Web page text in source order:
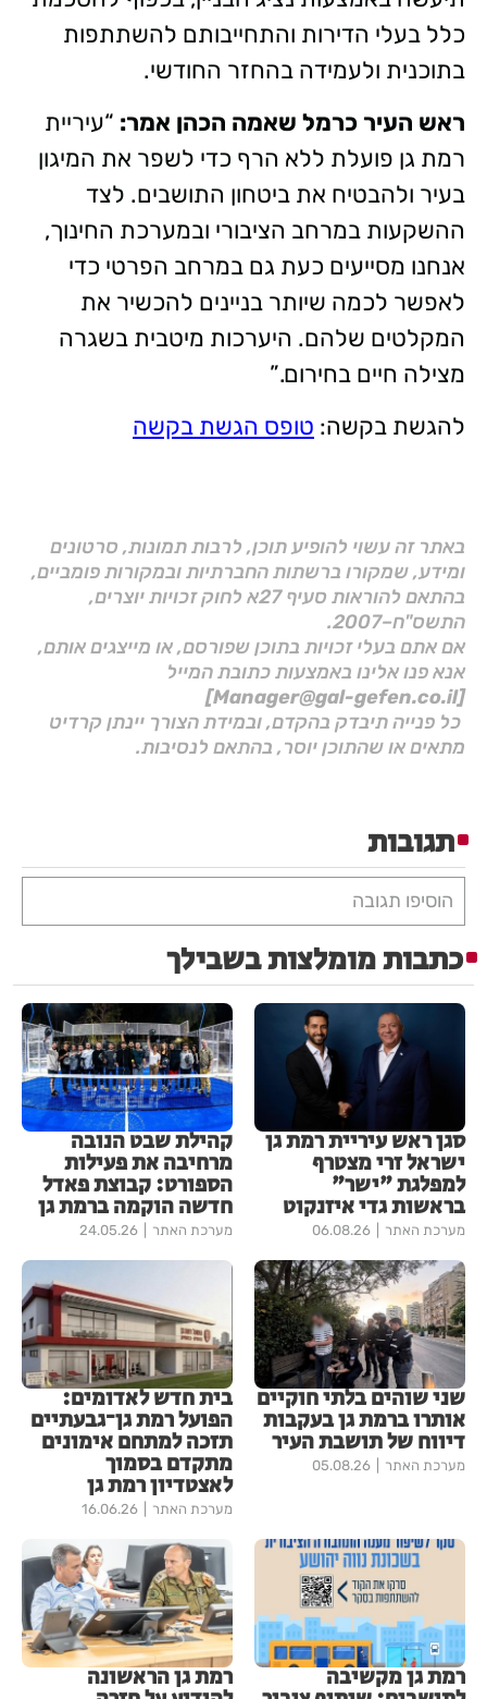
כלל בעלי הדירות והתחייבותם להשתתפות
בתוכנית ולעמידה בהחזר החודשי.
ראש העיר כרמל שאמה הכהן אמר: “עיריית
רמת גן פועלת ללא הרף כדי לשפר את המיגון
בעיר ולהבטיח את ביטחון התושבים. לצד
ההשקעות במרחב הציבורי ובמערכת החינוך,
אנחנו מסייעים כעת גם במרחב הפרטי כדי
לאפשר לכמה שיותר בניינים להכשיר את
המקלטים שלהם. היערכות מיטבית בשגרה
מצילה חיים בחירום.”
להגשת בקשה: טופס הגשת בקשה
באתר זה עשוי להופיע תוכן, לרבות תמונות, סרטונים
ומידע, שמקורו ברשתות החברתיות ובמקורות פומביים,
בהתאם להוראות סעיף 27א לחוק זכויות יוצרים,
התשס"ח–2007.
אם אתם בעלי זכויות בתוכן שפורסם, או מייצגים אותם,
אנא פנו אלינו באמצעות כתובת המייל
[Manager@gal-gefen.co.il]
כל פנייה תיבדק בהקדם, ובמידת הצורך יינתן קרדיט
מתאים או שהתוכן יוסר, בהתאם לנסיבות.
תגובות
הוסיפו תגובה
כתבות מומלצות בשבילך
סגן ראש עיריית רמת גן
ישראל זרי מצטרף
למפלגת "ישר"
בראשות גדי איזנקוט
מערכת האתר 06.08.26
קהילת שבט הנובה
מרחיבה את פעילות
הספורט: קבוצת פאדל
חדשה הוקמה ברמת גן
מערכת האתר 24.05.26
שני שוהים בלתי חוקיים
אותרו ברמת גן בעקבות
דיווח של תושבת העיר
מערכת האתר 05.08.26
בית חדש לאדומים:
הפועל רמת גן־גבעתיים
תזכה למתחם אימונים
מתקדם בסמוך
לאצטדיון רמת גן
מערכת האתר 16.06.26
רמת גן מקשיבה רמת גן הראשונה